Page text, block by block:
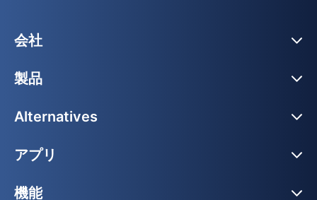
会社
製品
Alternatives
アプリ
機能